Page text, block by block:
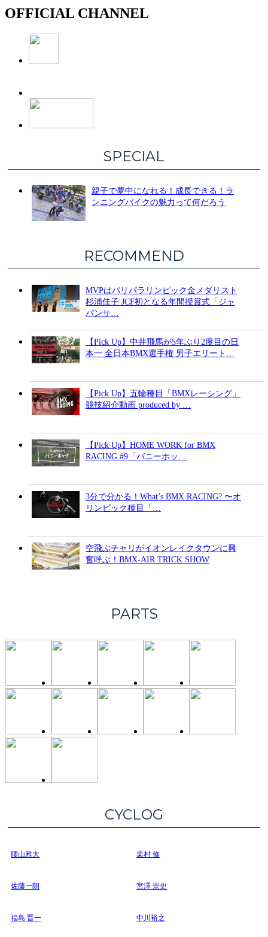
OFFICIAL CHANNEL
SPECIAL
親子で夢中になれる！成長できる！ラ
ンニングバイクの魅力って何だろう
RECOMMEND
MVPはパリパラリンピック金メダリスト
杉浦佳子 JCF初となる年間授賞式「ジャ
パンサ…
【Pick Up】中井飛馬が5年ぶり2度目の日
本一 全日本BMX選手権 男子エリート…
【Pick Up】五輪種目「BMXレーシング」
競技紹介動画 produced by …
【Pick Up】HOME WORK for BMX
RACING #9「バニーホッ…
3分で分かる！What’s BMX RACING? 〜オ
リンピック種目「…
空飛ぶチャリがイオンレイクタウンに興
奮呼ぶ！BMX-AIR TRICK SHOW
PARTS
CYCLOG
腰山雅大 栗村 修
佐藤一朗 宮澤 崇史
福島 晋一 中川裕之